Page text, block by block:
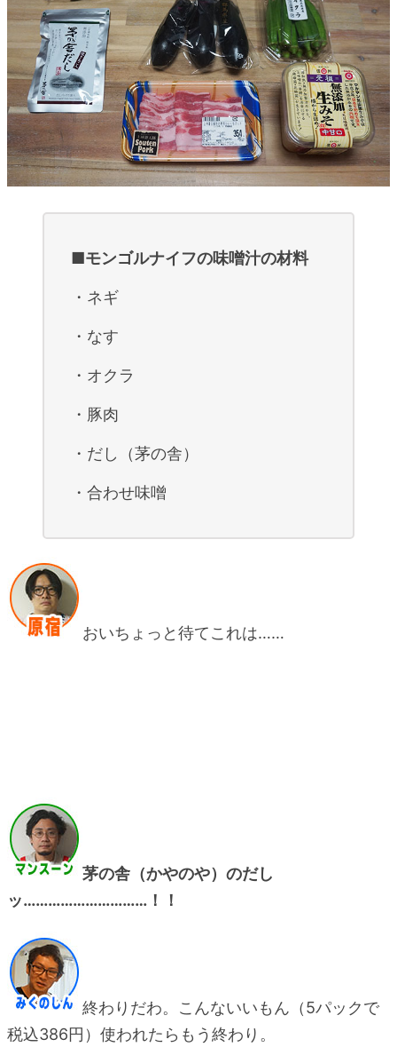
■モンゴルナイフの味噌汁の材料
・ネギ
・なす
・オクラ
・豚肉
・だし（茅の舎）
・合わせ味噌
おいちょっと待てこれは……
茅の舎（かやのや）のだし
ッ…………………………！！
終わりだわ。こんないいもん（5パックで
税込386円）使われたらもう終わり。